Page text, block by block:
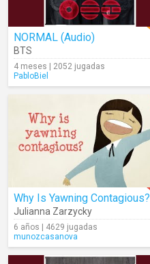
NORMAL (Audio)
BTS
4 meses | 2052 jugadas
PabloBiel
Why Is Yawning Contagious?
Julianna Zarzycky
6 años | 4629 jugadas
munozcasanova